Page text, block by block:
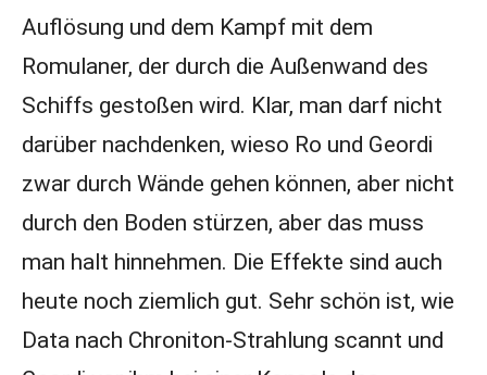
Auflösung und dem Kampf mit dem
Romulaner, der durch die Außenwand des
Schiffs gestoßen wird. Klar, man darf nicht
darüber nachdenken, wieso Ro und Geordi
zwar durch Wände gehen können, aber nicht
durch den Boden stürzen, aber das muss
man halt hinnehmen. Die Effekte sind auch
heute noch ziemlich gut. Sehr schön ist, wie
Data nach Chroniton-Strahlung scannt und